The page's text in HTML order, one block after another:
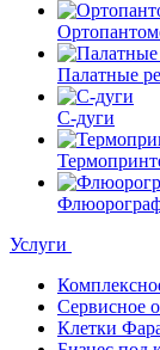
Палатные
С-дуги
Услуги
Сервисное
Клетки